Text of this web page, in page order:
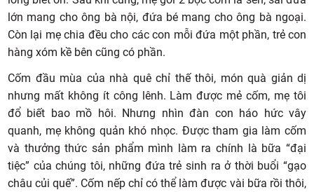
lớn mang cho ông bà nội, đứa bé mang cho ông bà ngoại.
Còn lại mẹ chia đều cho các con mỗi đứa một phần, trẻ con
hàng xóm kề bên cũng có phần.
Cốm đầu mùa của nhà quê chỉ thế thôi, món quà giản dị
nhưng mất không ít công lênh. Làm được mẻ cốm, mẹ tôi
đổ biết bao mồ hôi. Nhưng nhìn đàn con háo hức vây
quanh, mẹ không quản khó nhọc. Được tham gia làm cốm
và thưởng thức sản phẩm mình làm ra chính là bữa “đại
tiệc” của chúng tôi, những đứa trẻ sinh ra ở thời buổi “gạo
châu củi quế”. Cốm nếp chỉ có thể làm được vài bữa rồi thôi,